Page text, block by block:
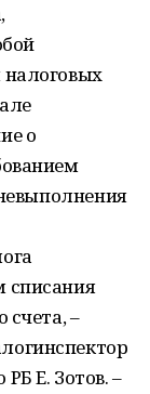
о
списания
счета, –
Е. Зотов. –